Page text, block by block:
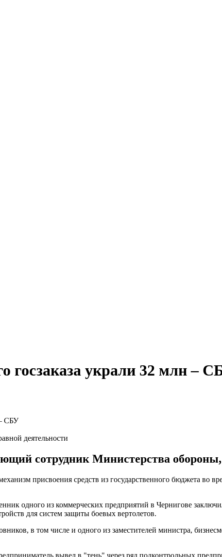
госзаказа украли 32 млн –
деятельности
сотрудник Министерства
присвоения средств из государственного бюджета во
одного из коммерческих предприятий в Чернигове
для систем защиты боевых вертолетов.
в том числе и одного из заместителей министра,
вывел в "тень" через ряд подконтрольных